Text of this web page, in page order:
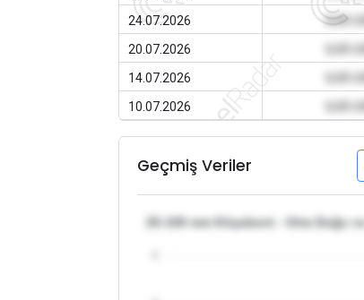
24.07.2026
0,00
20.07.2026
14.07.2026
10.07.2026
Geçmiş Veriler
25-100 mm Köşebent - Orta Doğu